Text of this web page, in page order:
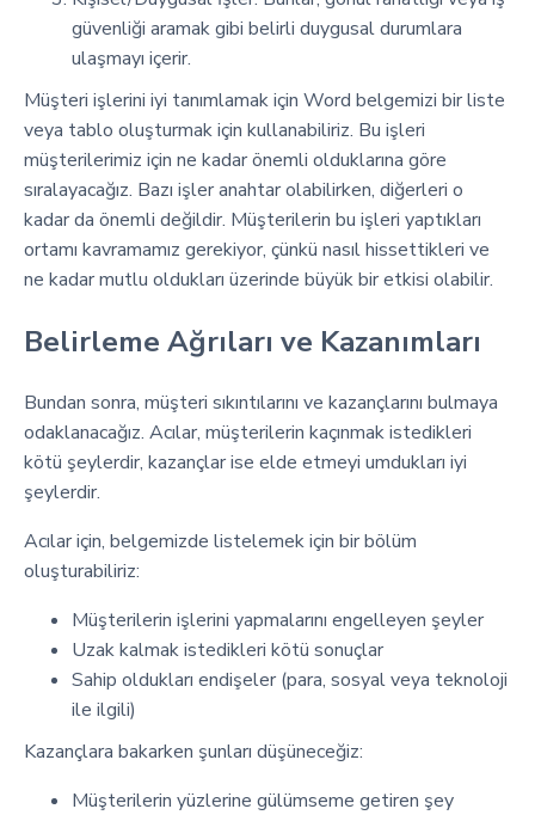
güvenliği aramak gibi belirli duygusal durumlara
ulaşmayı içerir.
Müşteri işlerini iyi tanımlamak için Word belgemizi bir liste
veya tablo oluşturmak için kullanabiliriz. Bu işleri
müşterilerimiz için ne kadar önemli olduklarına göre
sıralayacağız. Bazı işler anahtar olabilirken, diğerleri o
kadar da önemli değildir. Müşterilerin bu işleri yaptıkları
ortamı kavramamız gerekiyor, çünkü nasıl hissettikleri ve
ne kadar mutlu oldukları üzerinde büyük bir etkisi olabilir.
Belirleme Ağrıları ve Kazanımları
Bundan sonra, müşteri sıkıntılarını ve kazançlarını bulmaya
odaklanacağız. Acılar, müşterilerin kaçınmak istedikleri
kötü şeylerdir, kazançlar ise elde etmeyi umdukları iyi
şeylerdir.
Acılar için, belgemizde listelemek için bir bölüm
oluşturabiliriz:
Müşterilerin işlerini yapmalarını engelleyen şeyler
Uzak kalmak istedikleri kötü sonuçlar
Sahip oldukları endişeler (para, sosyal veya teknoloji
ile ilgili)
Kazançlara bakarken şunları düşüneceğiz:
Müşterilerin yüzlerine gülümseme getiren şey